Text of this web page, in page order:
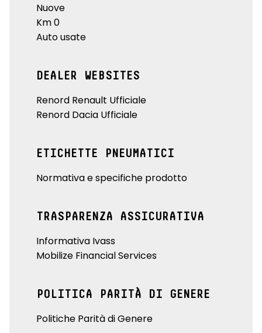
Nuove
Km 0
Auto usate
DEALER WEBSITES
Renord Renault Ufficiale
Renord Dacia Ufficiale
ETICHETTE PNEUMATICI
Normativa e specifiche prodotto
TRASPARENZA ASSICURATIVA
Informativa Ivass
Mobilize Financial Services
POLITICA PARITÀ DI GENERE
Politiche Parità di Genere